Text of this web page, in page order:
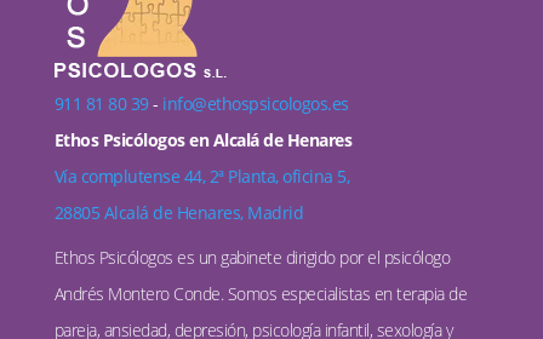
911 81 80 39- info@ethospsicologos.es
Ethos Psicólogos en Alcalá de Henares
Vía complutense 44, 2ª Planta, oficina 5,
28805 Alcalá de Henares, Madrid
Ethos Psicólogos es un gabinete dirigido por el psicólogo
Andrés Montero Conde. Somos especialistas en terapia de
pareja, ansiedad, depresión, psicología infantil, sexología y